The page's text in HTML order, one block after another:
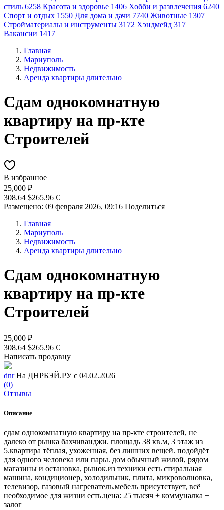
стиль 6258 Красота и здоровье 1406 Хобби и развлечения 6240
Спорт и отдых 1550 Для дома и дачи 7740 Животные 1307
Стройматериалы и инструменты 3172 Хэндмейд 317
Вакансии 1417
Главная
Мариуполь
Недвижимость
Аренда квартиры длительно
Сдам однокомнатную
квартиру на пр-кте
Строителей
В избранное
25,000 ₽
308.64 $265.96 €
Размещено: 09 февраля 2026, 09:16 Поделиться
Главная
Мариуполь
Недвижимость
Аренда квартиры длительно
Сдам однокомнатную
квартиру на пр-кте
Строителей
25,000 ₽
308.64 $265.96 €
Написать продавцу
dnr На ДНРБЭЙ.РУ с 04.02.2026
(0)
Отзывы
Описание
сдам однокомнатную квартиру на пр-кте строителей, не
далеко от рынка бахчиванджи. площадь 38 кв.м, 3 этаж из
5.квартира тёплая, ухоженная, без лишних вещей. подойдёт
для одного человека или пары. дом обычный жилой, рядом
магазины и остановка, рынок.из техники есть стиральная
машина, кондиционер, холодильник, плита, микроволновка,
телевизор, газовый нагреватель.мебель присутствует, всё
необходимое для жизни есть.цена: 25 тысяч + коммуналка +
залог